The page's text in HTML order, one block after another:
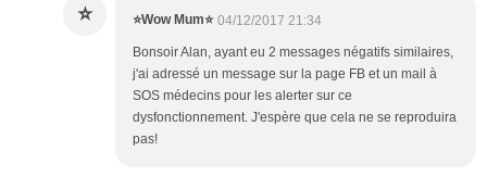
⭐ ⭐️Wow Mum⭐️ 04/12/2017 21:34
Bonsoir Alan, ayant eu 2 messages négatifs similaires,
j'ai adressé un message sur la page FB et un mail à
SOS médecins pour les alerter sur ce
dysfonctionnement. J'espère que cela ne se reproduira
pas!